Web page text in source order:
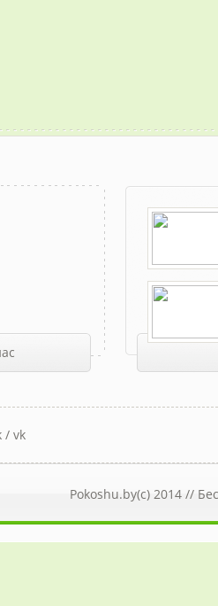
/ vk
Pokoshu.by(c) 2014 //